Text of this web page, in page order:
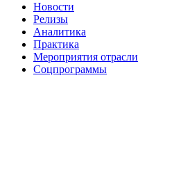
Новости
Релизы
Аналитика
Практика
Мероприятия отрасли
Соцпрограммы